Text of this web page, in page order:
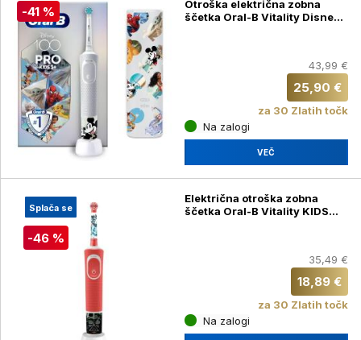
-41 %
Otroška električna zobna
ščetka Oral-B Vitality Disney
43,99 €
25,90 €
za 30 Zlatih točk
Na zalogi
VEČ
Splača se
-46 %
Električna otroška zobna
ščetka Oral-B Vitality KIDS
35,49 €
18,89 €
za 30 Zlatih točk
Na zalogi